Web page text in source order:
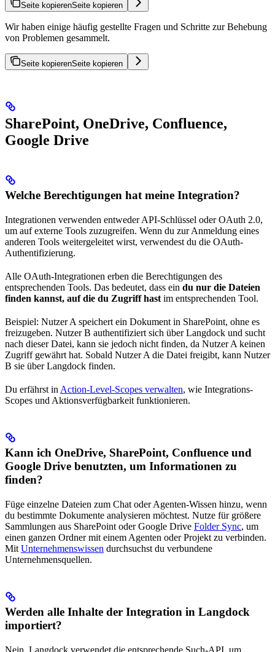
Seite kopierenSeite kopieren
Wir haben einige häufig gestellte Fragen und Schritte zur Behebung
von Problemen gesammelt.
Seite kopierenSeite kopieren
SharePoint, OneDrive, Confluence,
Google Drive
Welche Berechtigungen hat meine Integration?
Integrationen verwenden entweder API-Schlüssel oder OAuth 2.0,
um auf externe Tools zuzugreifen. Wenn du zur Anmeldung eines
anderen Tools weitergeleitet wirst, verwendest du die OAuth-
Authentifizierung.
Alle OAuth-Integrationen erben die Berechtigungen des
entsprechenden Tools. Das bedeutet, dass ein du nur die Dateien
finden kannst, auf die du Zugriff hast im entsprechenden Tool.
Beispiel: Nutzer A speichert ein Dokument in SharePoint, ohne es
freizugeben. Nutzer B authentifiziert sich über Langdock und sucht
nach dieser Datei, kann sie jedoch nicht finden, da Nutzer A keinen
Zugriff gewährt hat. Sobald Nutzer A die Datei freigibt, kann Nutzer
B sie über Langdock finden.
Du erfährst in Action-Level-Scopes verwalten, wie Integrations-
Scopes und Aktionsverfügbarkeit funktionieren.
Kann ich OneDrive, SharePoint, Confluence und
Google Drive benutzten, um Informationen zu
finden?
Füge einzelne Dateien zum Chat oder Agenten-Wissen hinzu, wenn
du bestimmte Dokumente analysieren möchtest. Nutze für größere
Sammlungen aus SharePoint oder Google Drive Folder Sync, um
einen ganzen Ordner mit einem Agenten oder Projekt zu verbinden.
Mit Unternehmenswissen durchsuchst du verbundene
Unternehmensquellen.
Werden alle Inhalte der Integration in Langdock
importiert?
Nein, Langdock verwendet die entsprechende Such-API, um